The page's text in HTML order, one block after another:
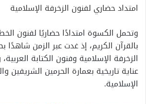
امتداد حضاري لفنون الزخرفة الإسلامية
وتحمل الكسوة امتدادًا حضاريًا لفنون
بالقرآن الكريم، إذ غدت عبر الزمن شاهدًا
الزخرفة الإسلامية وفنون الكتابة
عناية تاريخية بعمارة الحرمين الشريفين
الإسلامية.